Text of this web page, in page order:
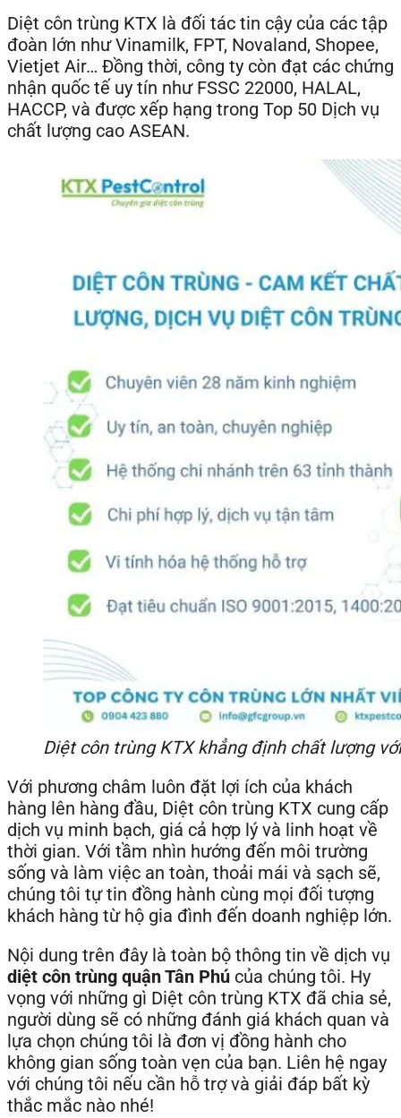
Diệt côn trùng KTX là đối tác tin cậy của các tập
đoàn lớn như Vinamilk, FPT, Novaland, Shopee,
Vietjet Air… Đồng thời, công ty còn đạt các chứng
nhận quốc tế uy tín như FSSC 22000, HALAL,
HACCP, và được xếp hạng trong Top 50 Dịch vụ
chất lượng cao ASEAN.
Diệt côn trùng KTX khẳng định chất lượng
Với phương châm luôn đặt lợi ích của khách
hàng lên hàng đầu, Diệt côn trùng KTX cung cấp
dịch vụ minh bạch, giá cả hợp lý và linh hoạt về
thời gian. Với tầm nhìn hướng đến môi trường
sống và làm việc an toàn, thoải mái và sạch sẽ,
chúng tôi tự tin đồng hành cùng mọi đối tượng
khách hàng từ hộ gia đình đến doanh nghiệp lớn.
Nội dung trên đây là toàn bộ thông tin về dịch vụ
diệt côn trùng quận Tân Phú của chúng tôi. Hy
vọng với những gì Diệt côn trùng KTX đã chia sẻ,
người dùng sẽ có những đánh giá khách quan và
lựa chọn chúng tôi là đơn vị đồng hành cho
không gian sống toàn vẹn của bạn. Liên hệ ngay
với chúng tôi nếu cần hỗ trợ và giải đáp bất kỳ
thắc mắc nào nhé!